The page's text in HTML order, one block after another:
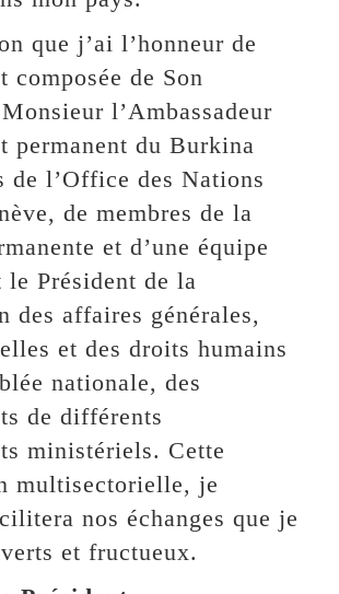
que j’ai l’honneur de
composée de Son
l’Ambassadeur
permanent du Burkina
de l’Office des Nations
de membres de la
et d’une équipe
le Président de la
des affaires générales,
et des droits humains
nationale, des
de différents
ministériels. Cette
multisectorielle, je
nos échanges que je
et fructueux.